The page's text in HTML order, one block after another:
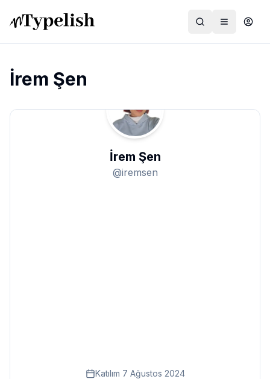
Dünya
İrem Şen
İrem Şen
@iremsen
Katılım 7 Ağustos 2024